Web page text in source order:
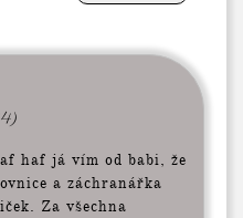
haf já vím od babi, že
a záchranářka
Za všechna